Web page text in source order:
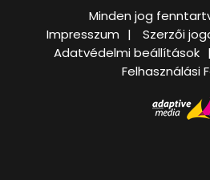
Minden jog
Impresszum
Szerzői
Adatvédelmi beállítások
Felhasználási